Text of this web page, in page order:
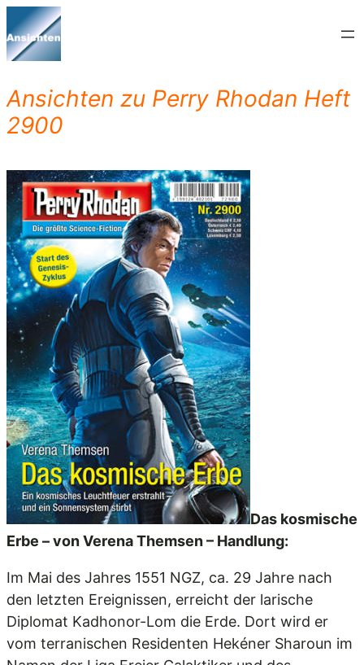
Zum
Inhalt
springen
Ansichten zu Perry Rhodan Heft
2900
Das kosmische
Erbe – von Verena Themsen – Handlung:
Im Mai des Jahres 1551 NGZ, ca. 29 Jahre nach
den letzten Ereignissen, erreicht der larische
Diplomat Kadhonor-Lom die Erde. Dort wird er
vom terranischen Residenten Hekéner Sharoun im